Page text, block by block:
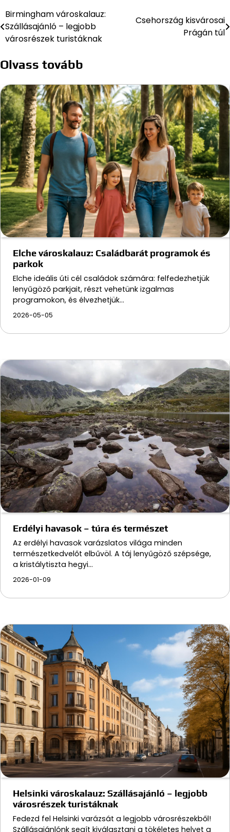
Bejegyzés
navigáció
Birmingham városkalauz:
Szállásajánló – legjobb
városrészek turistáknak
Csehország kisvárosai
Prágán túl
Olvass tovább
Elche városkalauz: Családbarát programok és
parkok
Elche ideális úti cél családok számára: felfedezhetjük
lenyűgöző parkjait, részt vehetünk izgalmas
programokon, és élvezhetjük…
2026-05-05
Erdélyi havasok – túra és természet
Az erdélyi havasok varázslatos világa minden
természetkedvelőt elbűvöl. A táj lenyűgöző szépsége,
a kristálytiszta hegyi…
2026-01-09
Helsinki városkalauz: Szállásajánló – legjobb
városrészek turistáknak
Fedezd fel Helsinki varázsát a legjobb városrészekből!
Szállásajánlónk segít kiválasztani a tökéletes helyet a